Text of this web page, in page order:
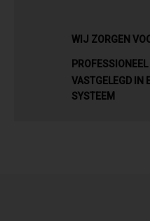
WIJ ZORGEN
VASTGELEGD IN
SYSTEEM